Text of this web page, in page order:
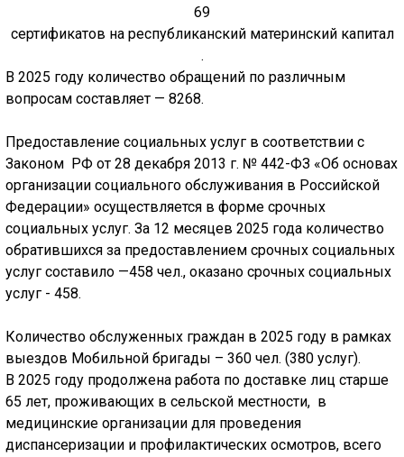
69
сертификатов на республиканский материнский капитал
.
В 2025 году количество обращений по различным
вопросам составляет — 8268.
Предоставление социальных услуг в соответствии с
Законом РФ от 28 декабря 2013 г. № 442-ФЗ «Об основах
организации социального обслуживания в Российской
Федерации» осуществляется в форме срочных
социальных услуг. За 12 месяцев 2025 года количество
обратившихся за предоставлением срочных социальных
услуг составило —458 чел., оказано срочных социальных
услуг - 458.
Количество обслуженных граждан в 2025 году в рамках
выездов Мобильной бригады – 360 чел. (380 услуг).
В 2025 году продолжена работа по доставке лиц старше
65 лет, проживающих в сельской местности, в
медицинские организации для проведения
диспансеризации и профилактических осмотров, всего